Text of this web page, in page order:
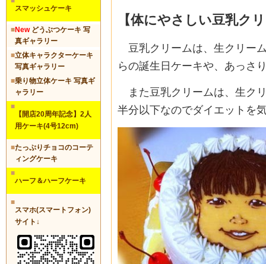
スマッシュケーキ
■Newどうぶつケーキ 写
真ギャラリー
■立体キャラクターケーキ
写真ギャラリー
■乗り物立体ケーキ 写真ギ
ャラリー
■
【開店20周年記念】2人
用ケーキ(4号12cm)
■たっぷりチョコのコーテ
ィングケーキ
■
ハーフ＆ハーフケーキ
■
スマホ(スマートフォン)
サイト↓
【体にやさしい豆乳ク
豆乳クリームは、生クリー
らの誕生日ケーキや、あっさ
また豆乳クリームは、生ク
半分以下なのでダイエットを